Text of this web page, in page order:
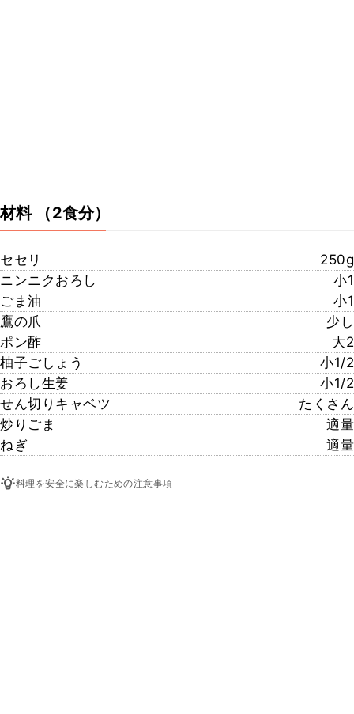
材料 （2食分）
セセリ
250g
ニンニクおろし
小1
ごま油
小1
鷹の爪
少し
ポン酢
大2
柚子ごしょう
小1/2
おろし生姜
小1/2
せん切りキャベツ
たくさん
炒りごま
適量
ねぎ
適量
料理を安全に楽しむための注意事項